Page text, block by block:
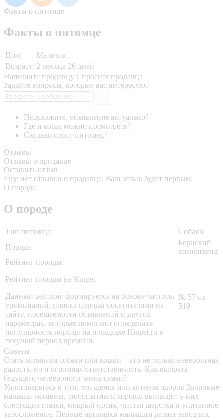
Факты о питомце
Факты о питомце
Пол:
Мальчик
Возраст: 2 месяца 26 дней
Напишите продавцу Спросите продавца
Задайте вопросы, которые вас интересуют
Подскажите, объявление актуально?
Где и когда можно посмотреть?
Сколько стоит питомец?
Отзывы
Отзывы о продавце
Оставить отзыв
Еще нет отзывов о продавце. Ваш отзыв будет первым.
О породе
О породе
Тип питомца:
Собаки
Порода:
Бернский
зенненхунд
Рейтинг породы:
Рейтинг породы на Kinpet
Данный рейтинг формируется на основе частоты
упоминаний, поиска породы посетителями на
сайте, посещаемости объявлений и других
параметрах, которые помогают определить
популярность породы на площадке Kinpet.ru в
текущий период времени.
№ 57 из
519
Советы
Стать хозяином собаки или кошки – это не только невероятная
радость, но и огромная ответственность. Как выбрать
будущего четвероного члена семьи?
Удостоверьтесь в том, что щенок или котенок здоров Здоровые
малыши активны, любопытны и хорошо выглядят: у них
блестящие глазки, мокрый носик, чистая шерстка и упитанное
телосложение. Первые прививки малышам делает заводчик –